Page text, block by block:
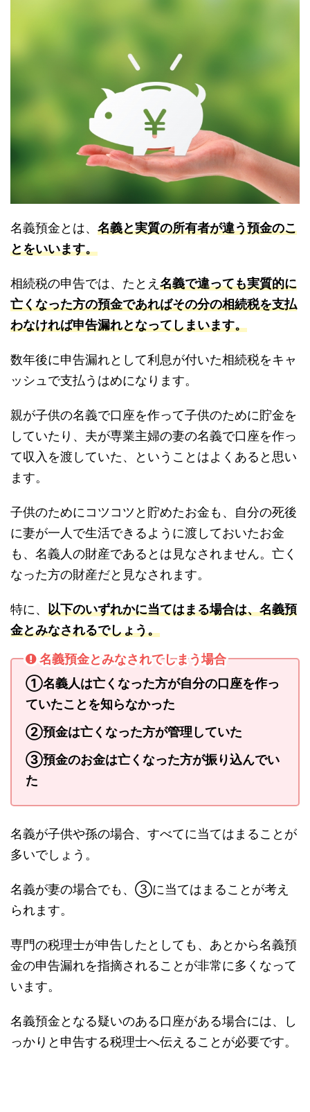
名義預金とは、 名義と実質の所有者が違う預金のこ
とをいいます。
相続税の申告では、たとえ 名義で違っても実質的に
亡くなった方の預金であればその分の相続税を支払
わなければ申告漏れとなってしまいます。
数年後に申告漏れとして利息が付いた相続税をキャ
ッシュで支払うはめになります。
親が子供の名義で口座を作って子供のために貯金を
していたり、夫が専業主婦の妻の名義で口座を作っ
て収入を渡していた、ということはよくあると思い
ます。
子供のためにコツコツと貯めたお金も、自分の死後
に妻が一人で生活できるように渡しておいたお金
も、名義人の財産であるとは見なされません。亡く
なった方の財産だと見なされます。
特に、 以下のいずれかに当てはまる場合は、名義預
金とみなされるでしょう。
名義預金とみなされてしまう場合
①名義人は亡くなった方が自分の口座を作っ
ていたことを知らなかった
②預金は亡くなった方が管理していた
③預金のお金は亡くなった方が振り込んでい
た
名義が子供や孫の場合、すべてに当てはまることが
多いでしょう。
名義が妻の場合でも、③に当てはまることが考え
られます。
専門の税理士が申告したとしても、あとから名義預
金の申告漏れを指摘されることが非常に多くなって
います。
名義預金となる疑いのある口座がある場合には、し
っかりと申告する税理士へ伝えることが必要です。